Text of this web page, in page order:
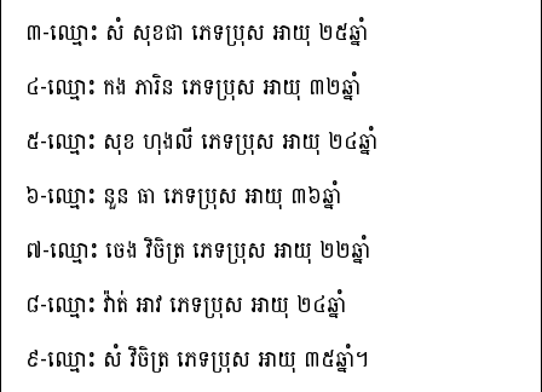
៣-ឈ្មោះ សំ សុខជា ភេទប្រុស អាយុ ២៥ឆ្នាំ
៤-ឈ្មោះ កង ភារិន ភេទប្រុស អាយុ ៣២ឆ្នាំ
៥-ឈ្មោះ សុខ ហុងលី ភេទប្រុស អាយុ ២៤ឆ្នាំ
៦-ឈ្មោះ នួន ធា ភេទប្រុស អាយុ ៣៦ឆ្នាំ
៧-ឈ្មោះ ចេង វិចិត្រ ភេទប្រុស អាយុ ២២ឆ្នាំ
៨-ឈ្មោះ វ៉ាត់ អាវ ភេទប្រុស អាយុ ២៤ឆ្នាំ
៩-ឈ្មោះ សំ វិចិត្រ ភេទប្រុស អាយុ ៣៥ឆ្នាំ។